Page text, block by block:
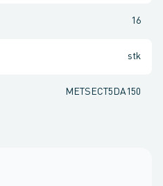
16
stk
METSECT5DA150